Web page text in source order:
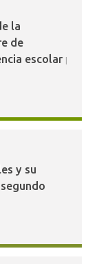
la
de
escolar
y su